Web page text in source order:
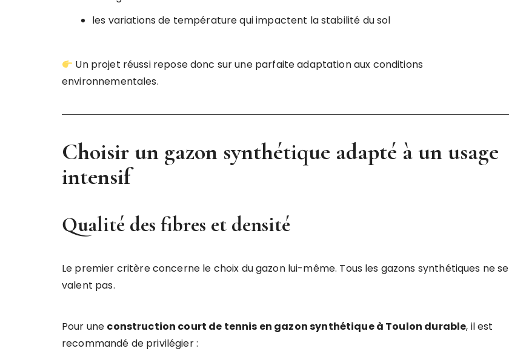
les variations de température qui impactent la stabilité du sol
Un projet réussi repose donc sur une parfaite adaptation aux conditions
environnementales.
Choisir un gazon synthétique adapté à un usage
intensif
Qualité des fibres et densité
Le premier critère concerne le choix du gazon lui-même. Tous les gazons synthétiques ne se
valent pas.
Pour une construction court de tennis en gazon synthétique à Toulon durable, il est
recommandé de privilégier :